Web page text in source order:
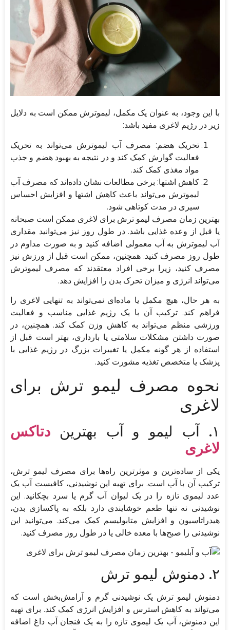
با این وجود، به عنوان یک مکمل، لیموترش ممکن است به دلایل
زیر در رژیم لاغری مفید باشد:
تحریک هضم: مصرف آب لیموترش می‌تواند به تحریک
فعالیت گوارش کمک کند و در نتیجه به بهبود هضم و جذب
مواد مغذی کمک کند.
کاهش اشتها: برخی مطالعات نشان داده‌اند که مصرف آب
لیموترش می‌تواند باعث کاهش اشتها و افزایش احساس
سیری در مدت کوتاهی شود.
بهترین زمان مصرف لیمو ترش برای لاغری ممکن است صبحانه
یا قبل از وعده غذایی باشد. در طول روز نیز می‌توانید مقداری
آب لیموترش به آب معمولی اضافه کنید و به صورت مداوم در
طول روز مصرف کنید. همچنین، ممکن است قبل از ورزش نیز
مصرف کنید، زیرا برخی افراد معتقدند که مصرف لیموترش
می‌تواند انرژی و میزان تحرک بدن را افزایش دهد.
به هر حال، هیچ مکمل یا ماده‌ای نمی‌تواند به تنهایی لاغری را
فراهم کند. ترکیب آن با یک رژیم غذایی مناسب و فعالیت
ورزشی منظم می‌تواند به کاهش وزن کمک کند. همچنین، در
صورت داشتن مشکلات سلامتی یا بارداری، بهتر است قبل از
استفاده از هر گونه مکمل یا تغییرات بزرگ در رژیم غذایی با
پزشک یا متخصص تغذیه مشورت کنید.
نحوه مصرف لیمو ترش برای
لاغری
۱. آب لیمو و آب بهترین
دتاکس
لاغری
یکی از ساده‌ترین و موثرترین راه‌ها برای مصرف لیمو ترش،
ترکیب آن با آب است. برای تهیه این نوشیدنی، کافیست آب یک
عدد لیموی تازه را در یک لیوان آب گرم یا سرد بچکانید. این
نوشیدنی نه تنها طعم خوشایندی دارد بلکه به پاکسازی بدن،
هیدراتاسیون و افزایش متابولیسم کمک می‌کند. می‌توانید این
نوشیدنی را صبح‌ها با معده خالی یا در طول روز مصرف کنید.
۲. دمنوش لیمو ترش
دمنوش لیمو ترش یک نوشیدنی گرم و آرامش‌بخش است که
می‌تواند به کاهش استرس و افزایش انرژی کمک کند. برای تهیه
این دمنوش، آب یک لیموی تازه را به یک فنجان آب داغ اضافه